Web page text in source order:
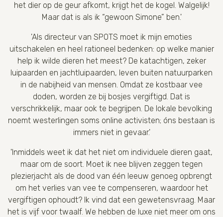
het dier op de geur afkomt, krijgt het de kogel. Walgelijk!
Maar dat is als ik “gewoon Simone” ben.'
'Als directeur van SPOTS moet ik mijn emoties
uitschakelen en heel rationeel bedenken: op welke manier
help ik wilde dieren het meest? De katachtigen, zeker
luipaarden en jachtluipaarden, leven buiten natuurparken
in de nabijheid van mensen. Omdat ze kostbaar vee
doden, worden ze bij bosjes vergiftigd. Dat is
verschrikkelijk, maar ook te begrijpen. De lokale bevolking
noemt westerlingen soms online activisten; óns bestaan is
immers niet in gevaar.'
'Inmiddels weet ik dat het niet om individuele dieren gaat,
maar om de soort. Moet ik nee blijven zeggen tegen
plezierjacht als de dood van één leeuw genoeg opbrengt
om het verlies van vee te compenseren, waardoor het
vergiftigen ophoudt? Ik vind dat een gewetensvraag. Maar
het is vijf voor twaalf. We hebben de luxe niet meer om ons